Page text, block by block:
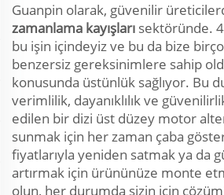
Guanpin olarak, güvenilir
zamanlama kayışları sektöründe.
bu işin içindeyiz ve bu da bize
benzersiz gereksinimlere sahip
konusunda üstünlük sağlıyor. Bu
verimlilik, dayanıklılık ve
edilen bir dizi üst düzey motor
sunmak için her zaman çaba
fiyatlarıyla yeniden satmak ya da
artırmak için ürününüze monte
olun, her durumda sizin için